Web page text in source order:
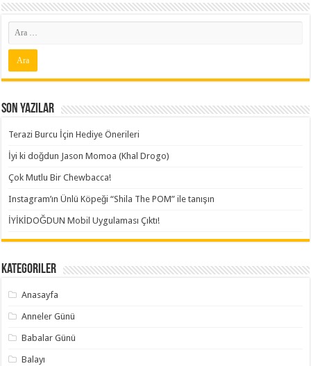
Son Yazılar
Terazi Burcu İçin Hediye Önerileri
İyi ki doğdun Jason Momoa (Khal Drogo)
Çok Mutlu Bir Chewbacca!
Instagram’ın Ünlü Köpeği “Shila The POM” ile tanışın
İYİKİDOĞDUN Mobil Uygulaması Çıktı!
Kategoriler
Anasayfa
Anneler Günü
Babalar Günü
Balayı